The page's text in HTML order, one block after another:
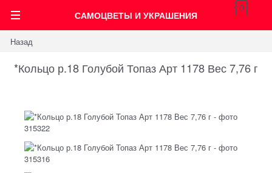
САМОЦВЕТЫ И УКРАШЕНИЯ
0
Назад
*Кольцо р.18 Голубой Топаз Арт 1178 Вес 7,76 г